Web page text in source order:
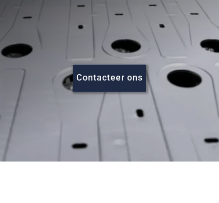
Poederlakken
Projecten
FAQ
Vacatures
Contacteer ons